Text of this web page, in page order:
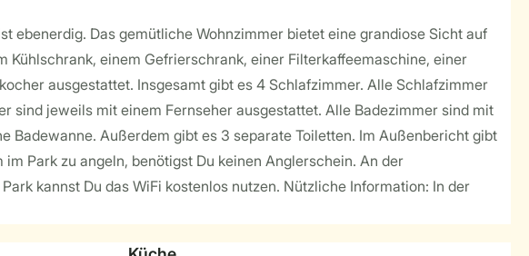
ebenerdig. Das gemütliche Wohnzimmer bietet eine grandiose Sicht auf
Kühlschrank, einem Gefrierschrank, einer Filterkaffeemaschine, einer
ausgestattet. Insgesamt gibt es 4 Schlafzimmer. Alle Schlafzimmer
sind jeweils mit einem Fernseher ausgestattet. Alle Badezimmer sind mit
Badewanne. Außerdem gibt es 3 separate Toiletten. Im Außenbericht gibt
Park zu angeln, benötigst Du keinen Anglerschein. An der
kannst Du das WiFi kostenlos nutzen. Nützliche Information: In der